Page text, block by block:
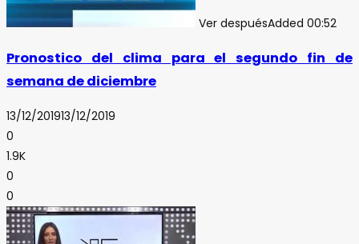
Ver despuésAdded 00:52
Pronostico del clima para el segundo fin de
semana de diciembre
13/12/201913/12/2019
0
1.9K
0
0